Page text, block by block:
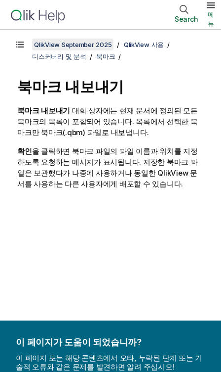
Search
메
뉴
QlikView September 2025
QlikView 사용
디스커버리 및 분석
북마크
북마크 내보내기
북마크 내보내기 대화 상자에는 현재 문서에 정의된 모든
북마크의 목록이 포함되어 있습니다. 목록에서 선택한 북
마크만 북마크(.qbm) 파일로 내보냅니다.
확인을 클릭하면 북마크 파일의 파일 이름과 위치를 지정
하도록 요청하는 메시지가 표시됩니다. 저장한 북마크 파
일은 보관했다가 나중에 사용하거나 동일한 QlikView 문
서를 사용하는 다른 사용자에게 배포할 수 있습니다.
이 페이지가 도움이 되었습니까?
이 페이지 또는 해당 콘텐츠에서 오타, 누락된 단계 또는 기
술적 오류와 같은 문제를 발견하면 알려 주십시오!